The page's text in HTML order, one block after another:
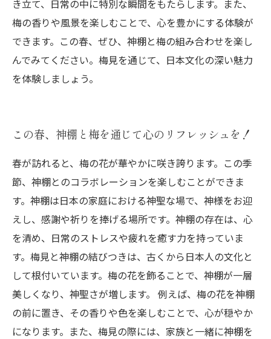
き立て、日常の中に特別な瞬間をもたらします。また、
梅の香りや風景を楽しむことで、心を豊かにする体験が
できます。この春、ぜひ、神棚と梅の組み合わせを楽し
んでみてください。梅見を通じて、日本文化の深い魅力
を体験しましょう。
この春、神棚と梅を通じて心のリフレッシュを！
春が訪れると、梅の花が華やかに咲き誇ります。この季
節、神棚とのコラボレーションを楽しむことができま
す。神棚は日本の家庭における神聖な場で、神様をお迎
えし、感謝や祈りを捧げる場所です。神棚の存在は、心
を清め、日常のストレスや疲れを癒す力を持っていま
す。梅見と神棚の結びつきは、古くから日本人の文化と
して根付いています。梅の花を飾ることで、神棚が一層
美しくなり、神聖さが増します。 例えば、梅の花を神棚
の前に置き、その香りや色を楽しむことで、心が穏やか
になります。また、梅見の際には、家族と一緒に神棚を